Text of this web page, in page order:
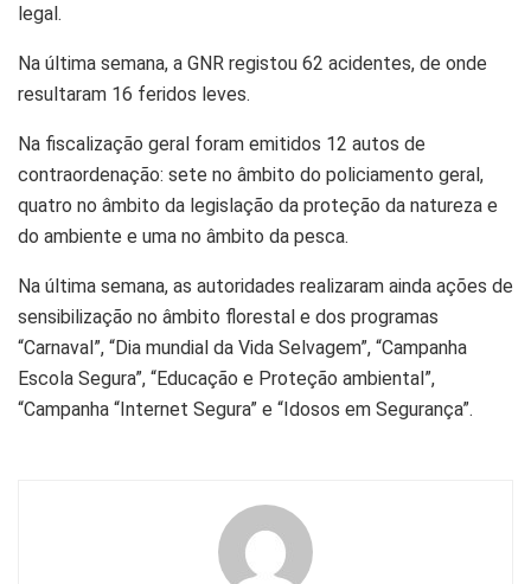
legal.
Na última semana, a GNR registou 62 acidentes, de onde
resultaram 16 feridos leves.
Na fiscalização geral foram emitidos 12 autos de
contraordenação: sete no âmbito do policiamento geral,
quatro no âmbito da legislação da proteção da natureza e
do ambiente e uma no âmbito da pesca.
Na última semana, as autoridades realizaram ainda ações de
sensibilização no âmbito florestal e dos programas
“Carnaval”, “Dia mundial da Vida Selvagem”, “Campanha
Escola Segura”, “Educação e Proteção ambiental”,
“Campanha “Internet Segura” e “Idosos em Segurança”.